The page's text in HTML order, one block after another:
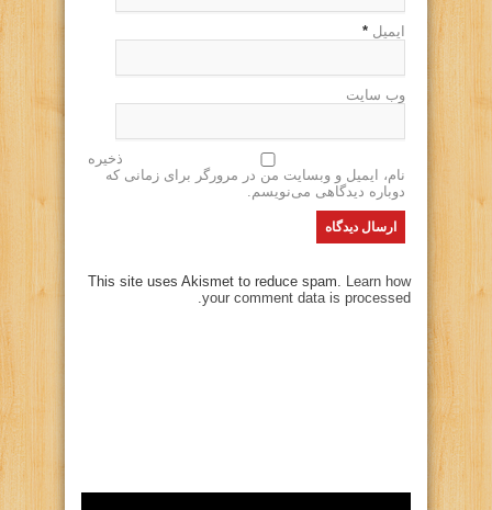
ایمیل *
وب سایت
ذخیره
نام، ایمیل و وبسایت من در مرورگر برای زمانی که
دوباره دیدگاهی می‌نویسم.
This site uses Akismet to reduce spam. Learn how
your comment data is processed.